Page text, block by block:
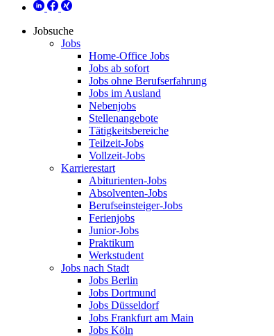
Jobsuche
Jobs
Home-Office Jobs
Jobs ab sofort
Jobs ohne Berufserfahrung
Jobs im Ausland
Nebenjobs
Stellenangebote
Tätigkeitsbereiche
Teilzeit-Jobs
Vollzeit-Jobs
Karrierestart
Abiturienten-Jobs
Absolventen-Jobs
Berufseinsteiger-Jobs
Ferienjobs
Junior-Jobs
Praktikum
Werkstudent
Jobs nach Stadt
Jobs Berlin
Jobs Dortmund
Jobs Düsseldorf
Jobs Frankfurt am Main
Jobs Köln